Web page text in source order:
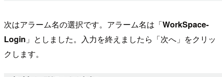
次はアラーム名の選択です。アラーム名は「WorkSpace-
Login 」としました。入力を終えましたら「次へ」をクリッ
クします。